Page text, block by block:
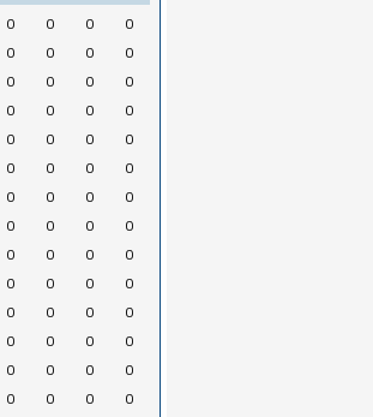
0 0 0
0
0 0 0
0
0 0 0
0
0 0 0
0
0 0 0
0
0 0 0
0
0 0 0
0
0 0 0
0
0 0 0
0
0 0 0
0
0 0 0
0
0 0 0
0
0 0 0
0
0 0 0
0